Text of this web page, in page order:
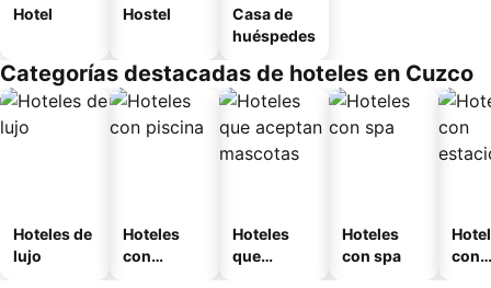
Hotel Hostel
Casa de
huéspedes
Categorías destacadas de hoteles en Cuzco
Hoteles de
lujo
Hoteles
con
Hoteles
que
Hoteles
con spa
con